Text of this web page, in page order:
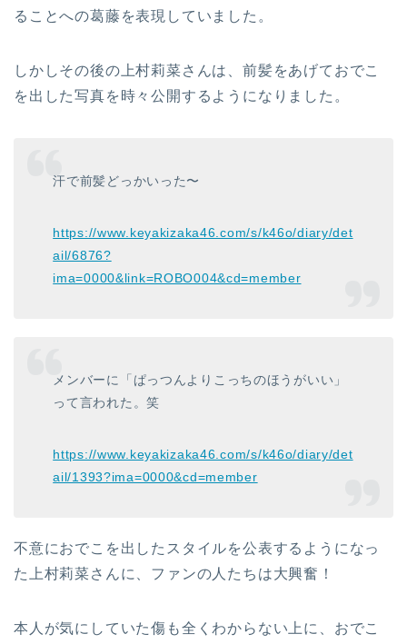
ることへの葛藤を表現していました。
しかしその後の上村莉菜さんは、前髪をあげておでこ
を出した写真を時々公開するようになりました。
汗で前髪どっかいった〜
https://www.keyakizaka46.com/s/k46o/diary/det
ail/6876?
ima=0000&link=ROBO004&cd=member
メンバーに「ぱっつんよりこっちのほうがいい」
って言われた。笑
https://www.keyakizaka46.com/s/k46o/diary/det
ail/1393?ima=0000&cd=member
不意におでこを出したスタイルを公表するようになっ
た上村莉菜さんに、ファンの人たちは大興奮！
本人が気にしていた傷も全くわからない上に、おでこ